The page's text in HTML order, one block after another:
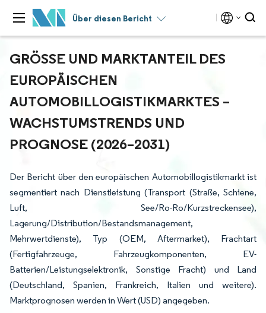
Über diesen Bericht
GRÖSSE UND MARKTANTEIL DES E
UROPÄISCHEN A
UTOMOBILLOGISTIKMARKTES – W
ACHSTUMSTRENDS UND P
ROGNOSE (2026–2031)
Der Bericht über den europäischen Automobillogistikmarkt ist
segmentiert nach Dienstleistung (Transport (Straße, Schiene,
Luft, See/Ro-Ro/Kurzstreckensee),
Lagerung/Distribution/Bestandsmanagement,
Mehrwertdienste), Typ (OEM, Aftermarket), Frachtart
(Fertigfahrzeuge, Fahrzeugkomponenten, EV-
Batterien/Leistungselektronik, Sonstige Fracht) und Land
(Deutschland, Spanien, Frankreich, Italien und weitere).
Marktprognosen werden in Wert (USD) angegeben.